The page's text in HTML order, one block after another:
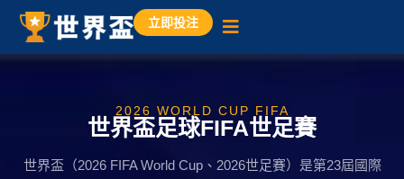
立即投注
2026 WORLD CUP FIFA
世界盃足球FIFA世足賽
世界盃（2026 FIFA World Cup、2026世足賽）是第23屆國際